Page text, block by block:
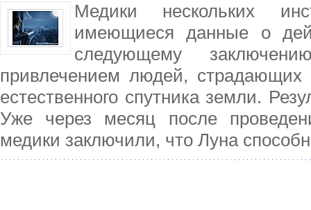
Медики нескольких
имеющиеся данные о
следующему
привлечением людей,
естественного спутника земли.
Уже через месяц после
медики заключили, что Луна